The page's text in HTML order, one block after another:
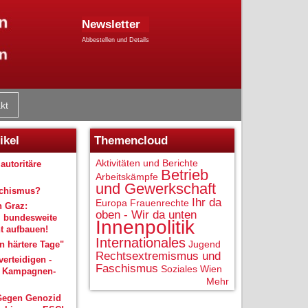
Newsletter
Abbestellen und Details
Graz:
bundesweite
aufbauen!
härtere Tage"
-
Genozid
Themencloud
Aktivitäten und Berichte
Arbeitskämpfe Betrieb
und Gewerkschaft
Europa Frauenrechte Ihr da
oben - Wir da unten
Innenpolitik
Internationales Jugend
Rechtsextremismus und
Faschismus Soziales Wien
Mehr